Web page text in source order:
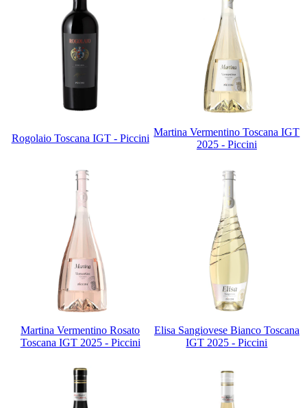
Rogolaio Toscana IGT - Piccini
Martina Vermentino Toscana IGT
2025 - Piccini
Martina Vermentino Rosato
Toscana IGT 2025 - Piccini
Elisa Sangiovese Bianco Toscana
IGT 2025 - Piccini